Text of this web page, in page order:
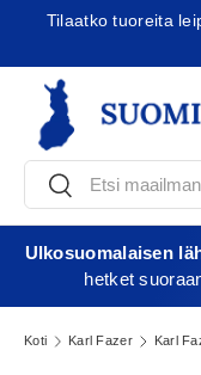
Tilaatko tuoreita
EtsiEtsi
Ulkosuomalaisen
hetket
Koti Karl Fazer Karl